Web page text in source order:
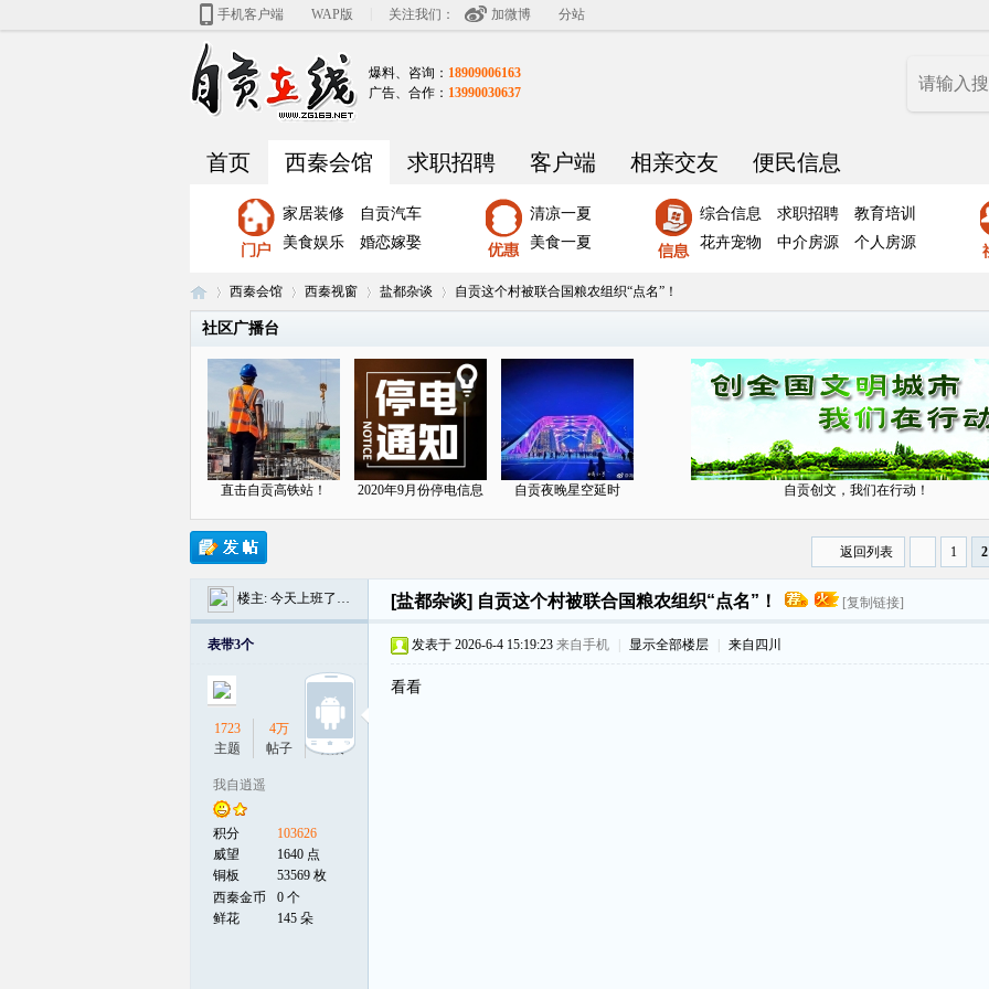
手机客户端 WAP版 关注我们： 加微博 分站
爆料、咨询： 18909006163
广告、合作： 13990030637
首页 西秦会馆 求职招聘 客户端 相亲交友 便民信息
家居装修
自贡汽车
美食娱乐
婚恋嫁娶
清凉一夏
美食一夏
综合信息 求职招聘
教育培训
花卉宠物
中介房源 个人房源
西秦会馆 西秦视窗 盐都杂谈
›
自贡这个村被联合国粮农组织“点名”！
社区广播台
直击自贡高铁站！ 2020年9月份停电信息 自贡夜晚星空延时 自贡创文，我们在行动！
1 2
返回列表
楼主: 今天上班了吗？ [盐都杂谈] 自贡这个村被联合国粮农组织“点名”！ [复制链接]
表带3个
1723
主题
4万
帖子
2
听众
我自逍遥
积分
103626
威望
1640 点
铜板
53569 枚
西秦金币
0 个
鲜花
145 朵
发表于 2026-6-4 15:19:23 来自手机 显示全部楼层 来自四川
看看